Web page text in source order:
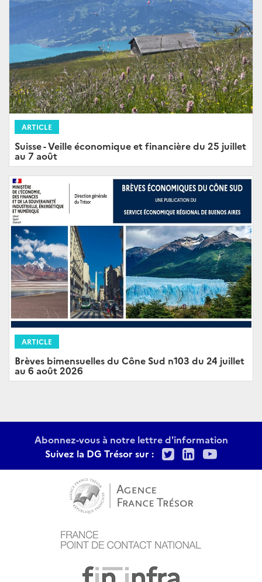
ARTICLE
Suisse - Veille économique et financière du 25 juillet
au 7 août
ARTICLE
Brèves bimensuelles du Cône Sud n103 du 24 juillet
au 6 août 2026
Abonnez-vous à notre lettre d'information
Suivez la DG Trésor sur :
TwitterLinkedIn